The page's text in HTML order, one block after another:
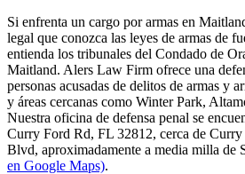
Si enfrenta un cargo por armas en
legal que conozca las leyes de armas de
entienda los tribunales del Condado de
Maitland. Alers Law Firm ofrece una
personas acusadas de delitos de armas y
y áreas cercanas como Winter Park,
Nuestra oficina de defensa penal se
Curry Ford Rd, FL 32812, cerca de
Blvd, aproximadamente a media milla de
en Google Maps).